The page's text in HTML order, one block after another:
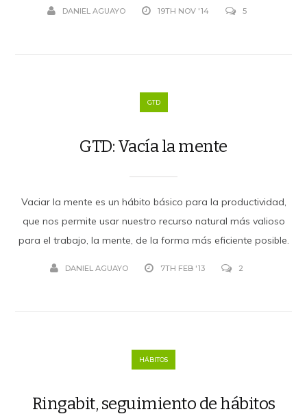
DANIEL AGUAYO 19TH NOV '14 5
GTD
GTD: Vacía la mente
Vaciar la mente es un hábito básico para la productividad,
que nos permite usar nuestro recurso natural más valioso
para el trabajo, la mente, de la forma más eficiente posible.
DANIEL AGUAYO 7TH FEB '13 2
HÁBITOS
Ringabit, seguimiento de hábitos